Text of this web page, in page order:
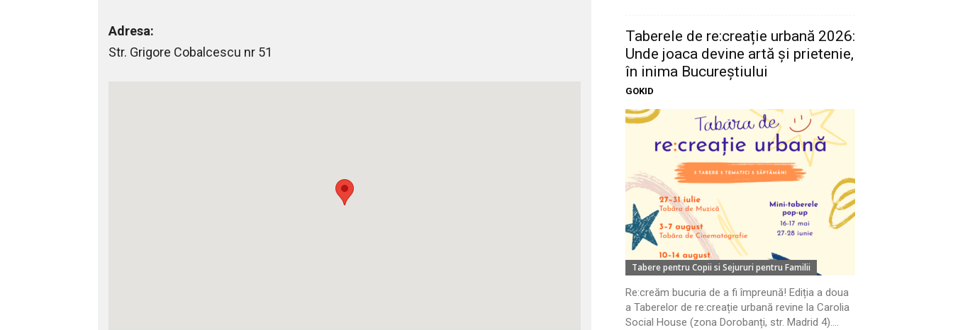
Adresa:
Str. Grigore Cobalcescu nr 51
Taberele de re:creație urbană 2026:
Unde joaca devine artă și prietenie,
în inima Bucureștiului
GOKID
Tabere pentru Copii si Sejururi pentru Familii
Re:creăm bucuria de a fi împreună! Ediția a doua
a Taberelor de re:creație urbană revine la Carolia
Social House (zona Dorobanți, str. Madrid 4)....